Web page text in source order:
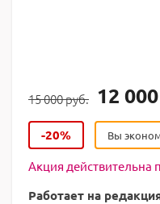
15 000 руб. 12 000
-20% Вы
Акция действительна
Работает на